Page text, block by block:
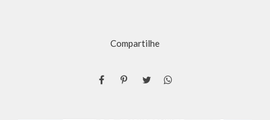
Compartilhe